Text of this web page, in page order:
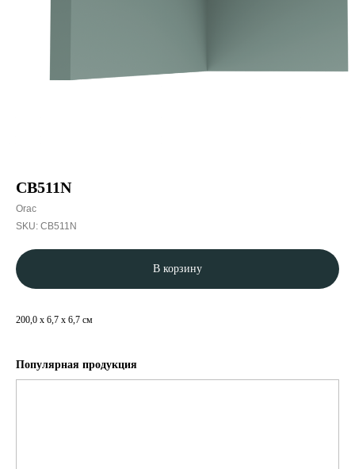
CB511N
Orac
SKU: CB511N
В корзину
200,0 x 6,7 x 6,7 см
Популярная продукция